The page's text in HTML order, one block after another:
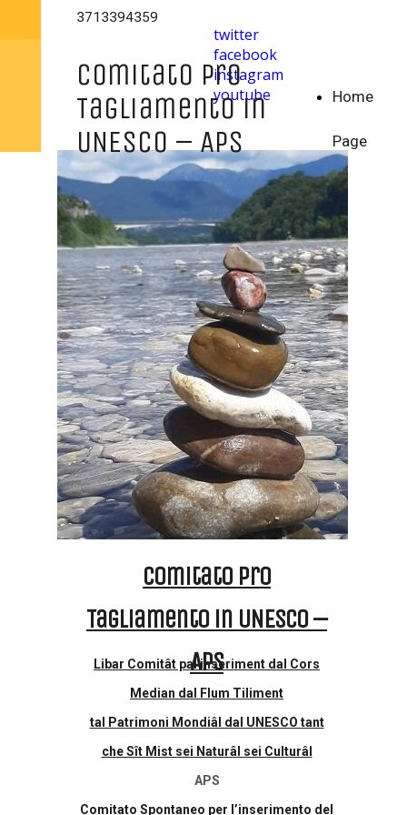
3713394359
twitter
facebook
instagram
youtube
Home
Page
Comitato pro
Tagliamento in
UNESCO – APS
Comitato pro
Tagliamento in UNESCO –
APS
Libar Comitât pal inseriment dal Cors
Median dal Flum Tiliment
tal Patrimoni Mondiâl dal UNESCO tant
che Sît Mist sei Naturâl sei Culturâl
APS
Comitato Spontaneo per l’inserimento del